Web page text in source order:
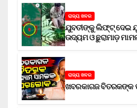
ରାଜ୍ୟ ଖବର
ଯୁବତୀଙ୍କୁ ଲିଫ୍‌ଟ୍‌ ଦେଇ
ଉଦ୍ୟମ ଓ ଛୁରାମାଡ଼
ରାଜ୍ୟ ଖବର
ଖବରକାଗଜ ବିତରକଙ୍କ